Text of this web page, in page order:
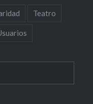
Teatro